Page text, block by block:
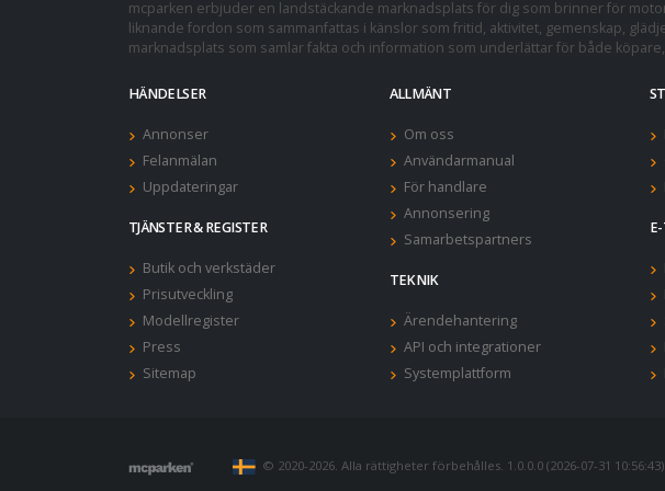
mcparken erbjuder en landstäckande marknadsplats för dig som brinner för
liknande fordon som sammanfattas i känslor som fritid, aktivitet, gemenskap,
marknadsplats som samlar fakta och information som underlättar för både
HÄNDELSER
Annonser
Felanmälan
Uppdateringar
TJÄNSTER & REGISTER
Butik och verkstäder
Prisutveckling
Modellregister
Press
Sitemap
ALLMÄNT
Om oss
Användarmanual
För handlare
Annonsering
Samarbetspartners
TEKNIK
Ärendehantering
API och integrationer
Systemplattform
© 2020-2026. Alla rättigheter förbehålles. 1.0.0.0 (2026-07-31 10:56:43)